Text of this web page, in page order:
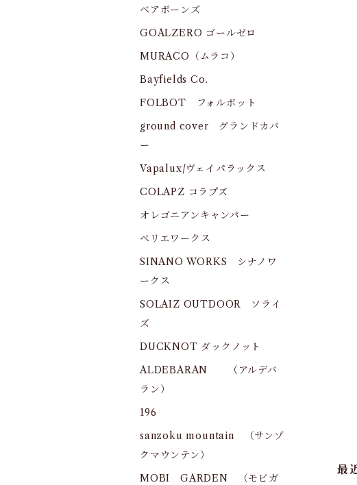
最
ベアボーンズ
GOALZERO ゴールゼロ
MURACO（ムラコ）
Bayfields Co.
FOLBOT フォルボット
ground cover グランドカバ
ー
Vapalux/ヴェイパラックス
COLAPZ コラプズ
オレゴニアンキャンパー
ベリエワークス
SINANO WORKS シナノワ
ークス
SOLAIZ OUTDOOR ソライ
ズ
DUCKNOT ダックノット
ALDEBARAN （アルデバ
ラン）
196
sanzoku mountain （サンゾ
クマウンテン）
MOBI GARDEN （モビガ